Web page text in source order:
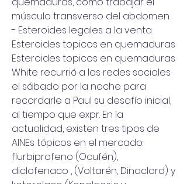
músculo transverso del abdomen
- Esteroides legales a la venta
Esteroides topicos en quemaduras
Esteroides topicos en quemaduras
White recurrió a las redes sociales
el sábado por la noche para
recordarle a Paul su desafío inicial,
al tiempo que expr. En la
actualidad, existen tres tipos de
AINEs tópicos en el mercado:
flurbiprofeno (Ocufén),
diclofenaco , (Voltarén, Dinaclord) y